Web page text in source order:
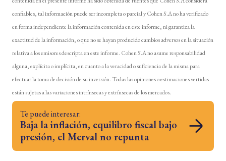
confiables, tal información puede ser incompleta o parcial y Cohen S.A no ha verificado
en forma independiente la información contenida en este informe, ni garantiza la
exactitud de la información, o que no se hayan producido cambios adversos en la situación
relativa a los emisores descripta en este informe. Cohen S.A no asume responsabilidad
alguna, explícita o implícita, en cuanto a la veracidad o suficiencia de la misma para
efectuar la toma de decisión de su inversión. Todas las opiniones o estimaciones vertidas
están sujetas a las variaciones intrínsecas y extrínsecas de los mercados.
Te puede interesar:
Baja la inflación, equilibro fiscal bajo
presión, el Merval no repunta